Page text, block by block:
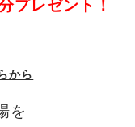
プレゼント！
から
を